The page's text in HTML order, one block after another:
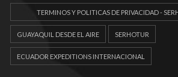
TERMINOS Y POLITICAS DE PRIVACIDAD -
GUAYAQUIL DESDE EL AIRE SERHOTUR
ECUADOR EXPEDITIONS INTERNACIONAL